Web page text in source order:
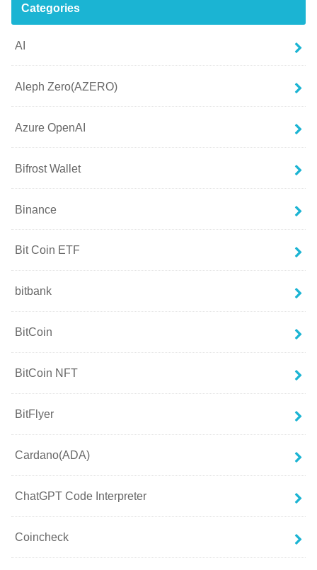
Categories
AI
Aleph Zero(AZERO)
Azure OpenAI
Bifrost Wallet
Binance
Bit Coin ETF
bitbank
BitCoin
BitCoin NFT
BitFlyer
Cardano(ADA)
ChatGPT Code Interpreter
Coincheck